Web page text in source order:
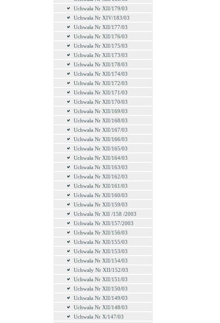
Uchwała Nr XII/179/03
Uchwała Nr XIV/183/03
Uchwała Nr XII/177/03
Uchwała Nr XII/176/03
Uchwała Nr XII/175/03
Uchwała Nr XII/173/03
Uchwała Nr XII/178/03
Uchwała Nr XII/174/03
Uchwała Nr XII/172/03
Uchwała Nr XII/171/03
Uchwała Nr XII/170/03
Uchwała Nr XII/169/03
Uchwała Nr XII/168/03
Uchwała Nr XII/167/03
Uchwała Nr XII/166/03
Uchwała Nr XII/165/03
Uchwała Nr XII/164/03
Uchwała Nr XII/163/03
Uchwała Nr XII/162/03
Uchwała Nr XII/161/03
Uchwała Nr XII/160/03
Uchwała Nr XII/159/03
Uchwała Nr XII /158 /2003
Uchwała Nr XII/157/2003
Uchwała Nr XII/156/03
Uchwała Nr XII/155/03
Uchwała Nr XII/153/03
Uchwała Nr XII/154/03
Uchwały Nr XII/152/03
Uchwała Nr XII/151/03
Uchwała Nr XII/150/03
Uchwała Nr XII/149/03
Uchwała Nr XII/148/03
Uchwała Nr X/147/03